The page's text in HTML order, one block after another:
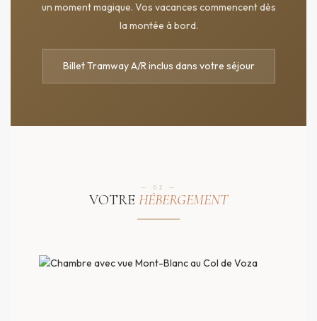
un moment magique. Vos vacances commencent dès
la montée à bord.
Billet Tramway A/R inclus dans votre séjour
— 02 —
VOTRE HÉBERGEMENT